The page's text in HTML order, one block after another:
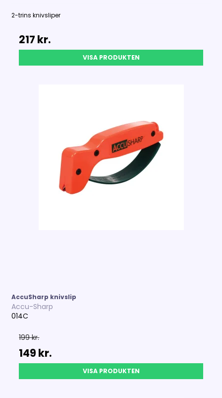
2-trins knivsliper
217 kr.
VISA PRODUKTEN
AccuSharp knivslip
Accu-Sharp
014C
199 kr.
149 kr.
VISA PRODUKTEN